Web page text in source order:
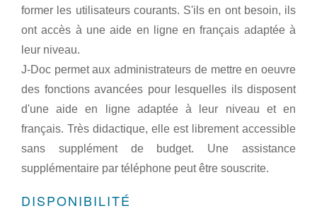
former les utilisateurs courants. S'ils en ont besoin, ils
ont accès à une aide en ligne en français adaptée à
leur niveau.
J-Doc permet aux administrateurs de mettre en oeuvre
des fonctions avancées pour lesquelles ils disposent
d'une aide en ligne adaptée à leur niveau et en
français. Très didactique, elle est librement accessible
sans supplément de budget. Une assistance
supplémentaire par téléphone peut être souscrite.
DISPONIBILITÉ